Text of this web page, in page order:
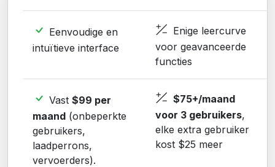
Eenvoudige en
intuïtieve interface
Enige leercurve
voor geavanceerde
functies
Vast $99 per
maand (onbeperkte
gebruikers,
laadperrons,
vervoerders).
$75+/maand
voor 3 gebruikers,
elke extra gebruiker
kost $25 meer